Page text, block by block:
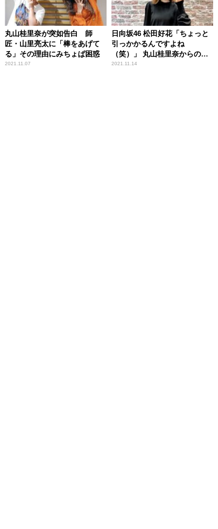
丸山桂里奈が突如告白 師
匠・山里亮太に「棒をあげて
る」その理由にみちょぱ困惑
2021.11.07
日向坂46 松田好花「ちょっと
引っかかるんですよね
（笑）」 丸山桂里奈からのサ
プライズメッセージに大喜び
2021.11.14